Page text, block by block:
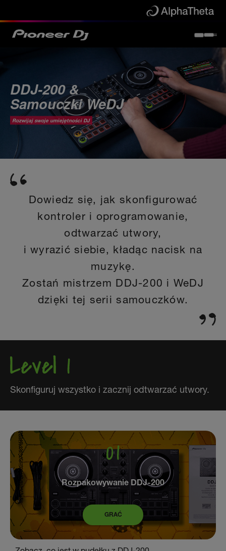
DDJ-200 &
Samouczki WeDJ
Rozwijaj swoje umiejętności DJ
Dowiedz się, jak skonfigurować
kontroler i oprogramowanie,
odtwarzać utwory,
i wyrazić siebie, kładąc nacisk na
muzykę.
Zostań mistrzem DDJ-200 i WeDJ
dzięki tej serii samouczków.
Skonfiguruj wszystko i zacznij odtwarzać utwory.
Rozpakowywanie DDJ-200
GRAĆ